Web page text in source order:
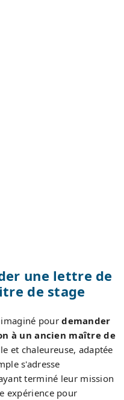
une lettre de
de stage
imaginé pourdemander
à un ancien maître de
et chaleureuse, adaptée
s'adresse
terminé leur mission
expérience pour